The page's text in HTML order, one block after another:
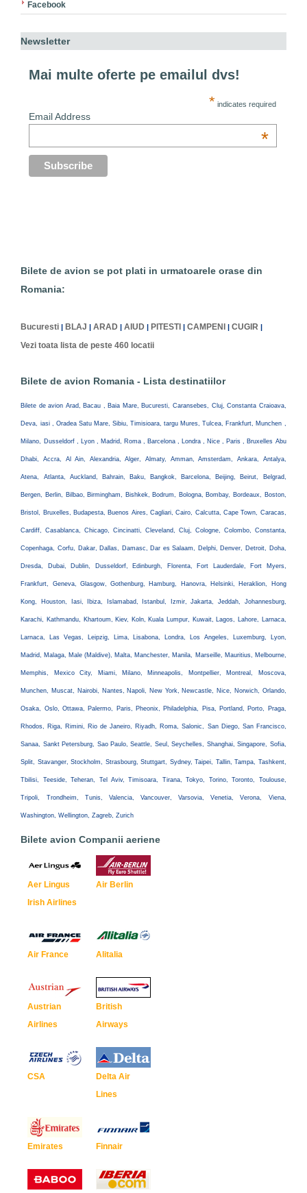
Facebook
Newsletter
Mai multe oferte pe emailul dvs!
* indicates required
Email Address
*
Bilete de avion se pot plati in urmatoarele orase din
Romania:
Bucuresti BLAJ |ARAD |AIUD PITESTI |CAMPENI |CUGIR
Vezi toata lista de peste 460 locatii
Bilete de avion Romania - Lista destinatiilor
Bilete de avion Arad, Bacau , Baia Mare, Bucuresti, Caransebes, Cluj, Constanta Craioava,
Deva, iasi , Oradea Satu Mare, Sibiu, Timisioara, targu Mures, Tulcea, Frankfurt, Munchen ,
Milano, Dusseldorf , Lyon , Madrid, Roma , Barcelona , Londra , Nice , Paris , Bruxelles Abu
Dhabi, Accra, Al Ain, Alexandria, Alger, Almaty, Amman, Amsterdam, Ankara, Antalya,
Atena, Atlanta, Auckland, Bahrain, Baku, Bangkok, Barcelona, Beijing, Beirut, Belgrad,
Bergen, Berlin, Bilbao, Birmingham, Bishkek, Bodrum, Bologna, Bombay, Bordeaux, Boston,
Bristol, Bruxelles, Budapesta, Buenos Aires, Cagliari, Cairo, Calcutta, Cape Town, Caracas,
Cardiff, Casablanca, Chicago, Cincinatti, Cleveland, Cluj, Cologne, Colombo, Constanta,
Copenhaga, Corfu, Dakar, Dallas, Damasc, Dar es Salaam, Delphi, Denver, Detroit, Doha,
Dresda, Dubai, Dublin, Dusseldorf, Edinburgh, Florenta, Fort Lauderdale, Fort Myers,
Frankfurt, Geneva, Glasgow, Gothenburg, Hamburg, Hanovra, Helsinki, Heraklion, Hong
Kong, Houston, Iasi, Ibiza, Islamabad, Istanbul, Izmir, Jakarta, Jeddah, Johannesburg,
Karachi, Kathmandu, Khartoum, Kiev, Koln, Kuala Lumpur, Kuwait, Lagos, Lahore, Larnaca,
Larnaca, Las Vegas, Leipzig, Lima, Lisabona, Londra, Los Angeles, Luxemburg, Lyon,
Madrid, Malaga, Male (Maldive), Malta, Manchester, Manila, Marseille, Mauritius, Melbourne,
Memphis, Mexico City, Miami, Milano, Minneapolis, Montpellier, Montreal, Moscova,
Munchen, Muscat, Nairobi, Nantes, Napoli, New York, Newcastle, Nice, Norwich, Orlando,
Osaka, Oslo, Ottawa, Palermo, Paris, Pheonix, Philadelphia, Pisa, Portland, Porto, Praga,
Rhodos, Riga, Rimini, Rio de Janeiro, Riyadh, Roma, Salonic, San Diego, San Francisco,
Sanaa, Sankt Petersburg, Sao Paulo, Seattle, Seul, Seychelles, Shanghai, Singapore, Sofia,
Split, Stavanger, Stockholm, Strasbourg, Stuttgart, Sydney, Taipei, Tallin, Tampa, Tashkent,
Tbilisi, Teeside, Teheran, Tel Aviv, Timisoara, Tirana, Tokyo, Torino, Toronto, Toulouse,
Tripoli, Trondheim, Tunis, Valencia, Vancouver, Varsovia, Venetia, Verona, Viena,
Washington, Wellington, Zagreb, Zurich
Bilete avion Companii aeriene
Aer Lingus
Irish Airlines
Air Berlin
Air France Alitalia
Austrian
Airlines
British
Airways
CSA
Delta Air
Lines
Emirates Finnair